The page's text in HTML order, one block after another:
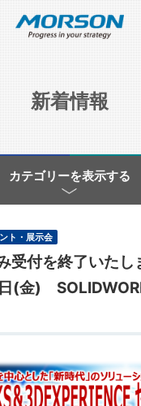
新着情報
カテゴリーを表示する
ト・展示会
受付を終了いた
(金)